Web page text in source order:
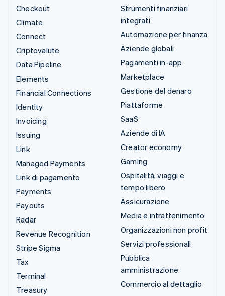
Checkout
Climate
Connect
Criptovalute
Data Pipeline
Elements
Financial Connections
Identity
Invoicing
Issuing
Link
Managed Payments
Link di pagamento
Payments
Payouts
Radar
Revenue Recognition
Stripe Sigma
Tax
Terminal
Treasury
Strumenti finanziari
integrati
Automazione per finanza
Aziende globali
Pagamenti in-app
Marketplace
Gestione del denaro
Piattaforme
SaaS
Aziende di IA
Creator economy
Gaming
Ospitalità, viaggi e
tempo libero
Assicurazione
Media e intrattenimento
Organizzazioni non profit
Servizi professionali
Pubblica
amministrazione
Commercio al dettaglio